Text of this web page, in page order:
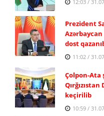
12:03 /
Prezident
dost
11:02 /
Çolpon-Ata
keçirilib
10:59 /